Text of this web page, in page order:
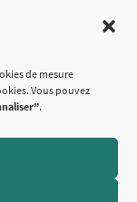
de mesure
Vous pouvez
.